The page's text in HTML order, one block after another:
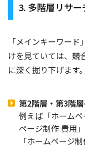
3. 多階層リサ
「メインキーワー
けを見ていては、競
に深く掘り下げます。
第2階層・第3階
例えば「ホーム
ページ制作 費用
「ホームページ